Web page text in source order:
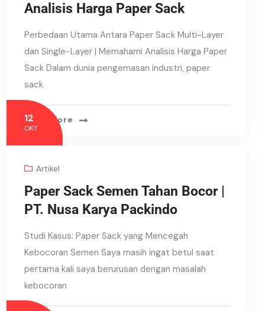
Analisis Harga Paper Sack
Perbedaan Utama Antara Paper Sack Multi-Layer
dan Single-Layer | Memahami Analisis Harga Paper
Sack Dalam dunia pengemasan industri, paper
sack
Read More
12
OKT
Artikel
Paper Sack Semen Tahan Bocor |
PT. Nusa Karya Packindo
Studi Kasus: Paper Sack yang Mencegah
Kebocoran Semen Saya masih ingat betul saat
pertama kali saya berurusan dengan masalah
kebocoran